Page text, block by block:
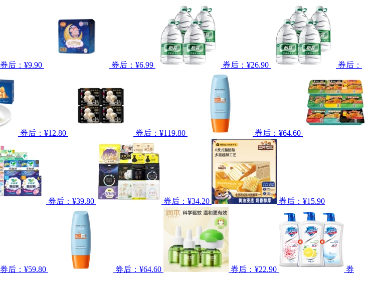
券后：¥9.90 券后：¥6.99 券后：¥26.90 券后：
券后：¥12.80 券后：¥119.80 券后：¥64.60
券后：¥39.80 券后：¥34.20 券后：¥15.90
券后：¥59.80 券后：¥64.60 券后：¥22.90 券